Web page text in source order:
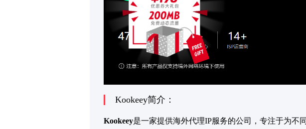
Kookeey简介：
Kookeey是一家提供海外代理IP服务的公司，专注于为不